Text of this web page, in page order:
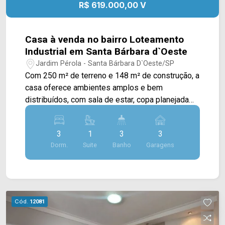
- Presente em cada mudança!
R$ 619.000,00 V
Casa à venda no bairro Loteamento
Industrial em Santa Bárbara d`Oeste
Jardim Pérola - Santa Bárbara D`Oeste/SP
Com 250 m² de terreno e 148 m² de construção, a
casa oferece ambientes amplos e bem
distribuídos, com sala de estar, copa planejada
com cristaleira e cozinha planejada,
proporcionando mais praticidade e conforto para
a rotina da família. Dois dormitórios contam com
móveis planejados, garantindo melhor
organização dos espaços. A área de lazer é um
ambiente agradável para reunir amigos e
familiares. O piso em porcelanato em toda a área
interna, o portão eletrônico e a lavanderia ampla
3
Dorm.
1
Suite
3
Banho
3
Garagens
Cód. 12081